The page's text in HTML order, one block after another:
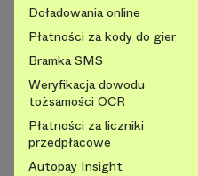
Doładowania online
Płatności za kody do gier
Bramka SMS
Weryfikacja dowodu
tożsamości OCR
Płatności za liczniki
przedpłacowe
Autopay Insight